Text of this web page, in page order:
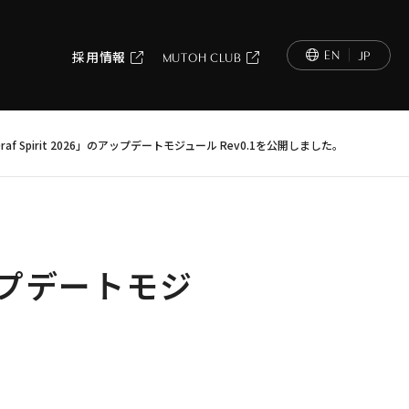
採用情報 MUTOH CLUB EN JP
Spirit 2026」のアップデートモジュール Rev0.1を公開しました。
デートモジ